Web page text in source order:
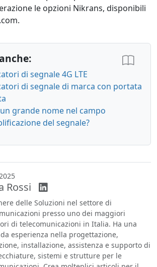
le opzioni Nikrans, disponibili
di segnale 4G LTE
di segnale di marca con portata
grande nome nel campo
del segnale?
Rossi
delle Soluzioni nel settore di
presso uno dei maggiori
di telecomunicazioni in Italia. Ha una
esperienza nella progettazione,
installazione, assistenza e supporto di
sistemi e strutture per le